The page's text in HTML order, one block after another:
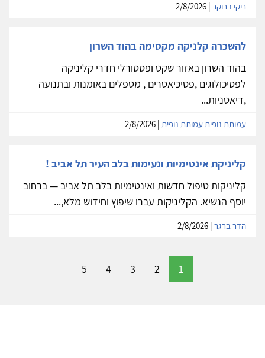
ריקי דרוקר
להשכרה קלניקה מקסימה בהוד השרון
בהוד השרון באזור שקט ופסטורלי חדרי קליניקה
לפסיכולוגים ,פסיכיאטרים , מטפלים באומנות ובתנועה
,דיאטניות...
עמותת נופית עמותת נופית
קליניקת אינטימיות ונעימות בלב העיר תל אביב !
קליניקות טיפול חדשות ואינטימיות בלב תל אביב — ברחוב
יוסף הנשיא. הקליניקות עברו שיפוץ וחידוש מלא,...
הדר ברגר
1
2
3
4
5